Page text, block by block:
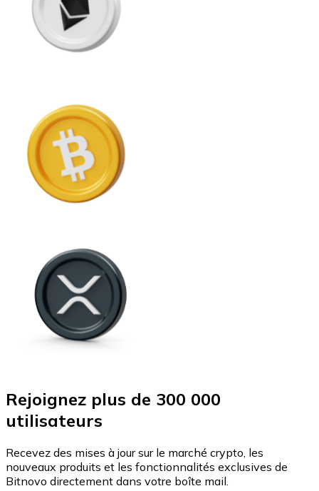
Rejoignez plus de 300 000
utilisateurs
Recevez des mises à jour sur le marché crypto, les
nouveaux produits et les fonctionnalités exclusives de
Bitnovo directement dans votre boîte mail.